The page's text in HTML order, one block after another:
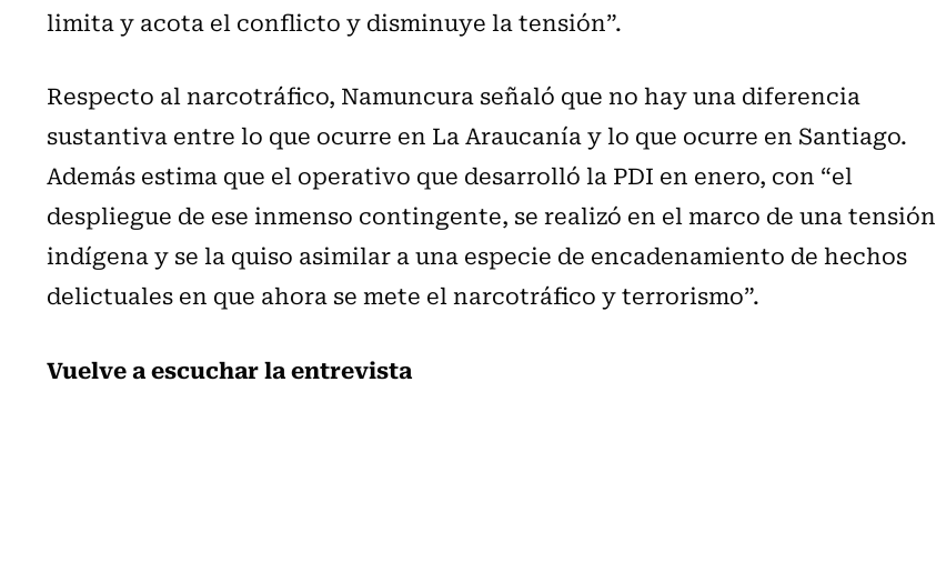
limita y acota el conflicto y disminuye la tensión”.
Respecto al narcotráfico, Namuncura señaló que no hay una diferencia
sustantiva entre lo que ocurre en La Araucanía y lo que ocurre en Santiago.
Además estima que el operativo que desarrolló la PDI en enero, con “el
despliegue de ese inmenso contingente, se realizó en el marco de una tensión
indígena y se la quiso asimilar a una especie de encadenamiento de hechos
delictuales en que ahora se mete el narcotráfico y terrorismo”.
Vuelve a escuchar la entrevista